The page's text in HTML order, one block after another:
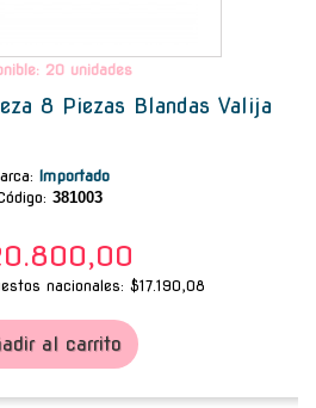
20 unidades
8 Piezas Blandas Valija
: Importado
381003
nacionales: $17.190,08
al carrito